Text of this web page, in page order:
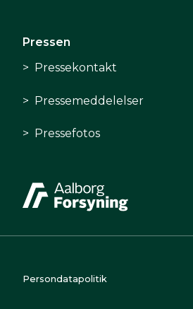
Pressen
Pressekontakt
Pressemeddelelser
Pressefotos
Persondatapolitik